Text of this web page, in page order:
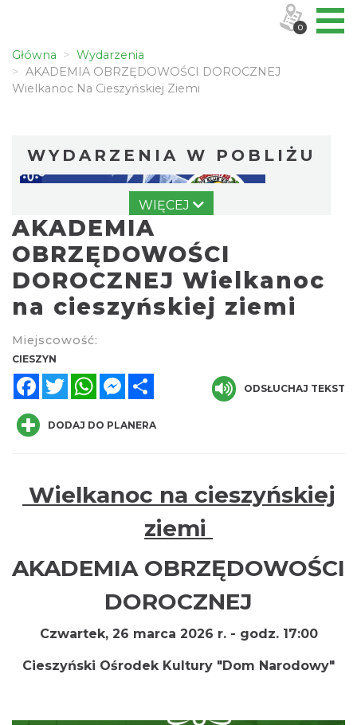
Główna
Wydarzenia
AKADEMIA OBRZĘDOWOŚCI DOROCZNEJ
Wielkanoc Na Cieszyńskiej Ziemi
WYDARZENIA W POBLIŻU
Wystawa: Z ONDRASZKIEM PRZEZ DEKADY
60-lecie Turystycznego Klubu Kolarskiego
PTTK "Ondraszek"
Cieszyn
0.00 km
INTERPRETACJE "Miesiofoto" - wernisaż
wystawy zdjęć miesiąca Cieszyńskiego
2026-08-07
0.00 km
WIĘCEJ
AKADEMIA
OBRZĘDOWOŚCI
DOROCZNEJ Wielkanoc
na cieszyńskiej ziemi
Miejscowość:
CIESZYN
FacebookTwitterWhatsAppMessenger
ODSŁUCHAJ TEKST
DODAJ DO PLANERA
Wielkanoc na cieszyńskiej
ziemi
AKADEMIA OBRZĘDOWOŚCI
DOROCZNEJ
Czwartek, 26 marca 2026 r. - godz. 17:00
Cieszyński Ośrodek Kultury "Dom Narodowy"
0